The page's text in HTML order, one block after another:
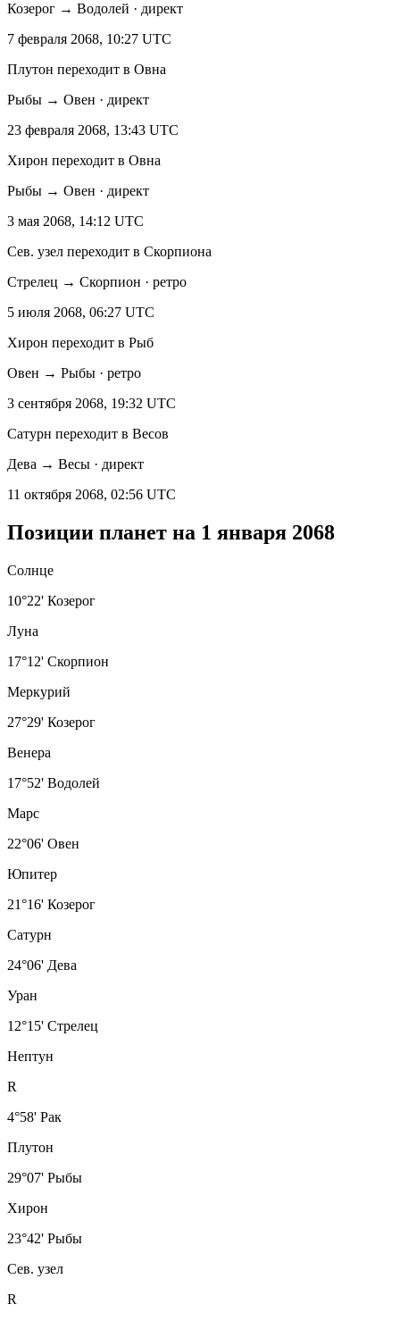
Козерог → Водолей · директ
7 февраля 2068, 10:27 UTC
Плутон переходит в Овна
Рыбы → Овен · директ
23 февраля 2068, 13:43 UTC
Хирон переходит в Овна
Рыбы → Овен · директ
3 мая 2068, 14:12 UTC
Сев. узел переходит в Скорпиона
Стрелец → Скорпион · ретро
5 июля 2068, 06:27 UTC
Хирон переходит в Рыб
Овен → Рыбы · ретро
3 сентября 2068, 19:32 UTC
Сатурн переходит в Весов
Дева → Весы · директ
11 октября 2068, 02:56 UTC
Позиции планет на 1 января 2068
Солнце
10°22' Козерог
Луна
17°12' Скорпион
Меркурий
27°29' Козерог
Венера
17°52' Водолей
Марс
22°06' Овен
Юпитер
21°16' Козерог
Сатурн
24°06' Дева
Уран
12°15' Стрелец
Нептун
R
4°58' Рак
Плутон
29°07' Рыбы
Хирон
23°42' Рыбы
Сев. узел
R